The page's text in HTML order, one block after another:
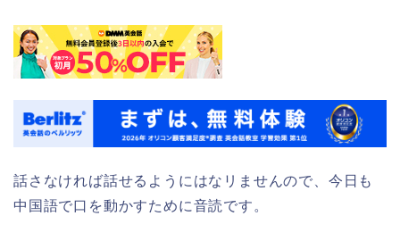
話さなければ話せるようにはなリませんので、今日も
中国語で口を動かすために音読です。